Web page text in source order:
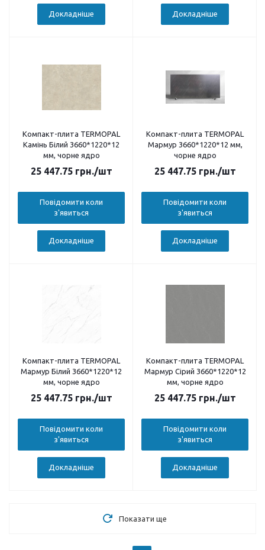
Докладніше Докладніше
Компакт-плита TERMOPAL
Камінь Білий 3660*1220*12
мм, чорне ядро
25 447.75грн./шт
Повідомити коли
з'явиться
Докладніше
Компакт-плита TERMOPAL
Мармур 3660*1220*12 мм,
чорне ядро
25 447.75грн./шт
Повідомити коли
з'явиться
Докладніше
Компакт-плита TERMOPAL
Мармур Білий 3660*1220*12
мм, чорне ядро
25 447.75грн./шт
Повідомити коли
з'явиться
Докладніше
Компакт-плита TERMOPAL
Мармур Сірий 3660*1220*12
мм, чорне ядро
25 447.75грн./шт
Повідомити коли
з'явиться
Докладніше
Показати ще